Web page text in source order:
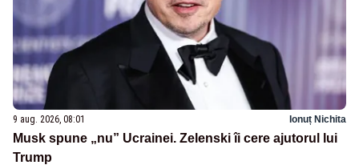
9 aug. 2026, 08:01 Ionuț Nichita
Musk spune „nu” Ucrainei. Zelenski îi cere ajutorul lui
Trump